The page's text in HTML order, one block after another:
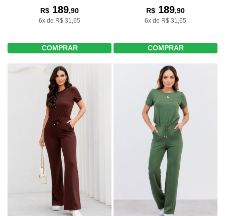
R$ 189,90
6x de R$ 31,65
COMPRAR
R$ 189,90
6x de R$ 31,65
COMPRAR